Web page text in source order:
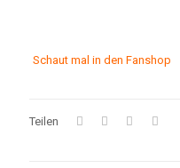
Schaut mal in den Fanshop
Teilen